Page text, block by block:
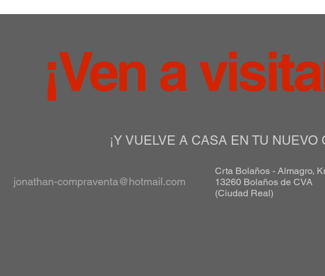
¡Ven a
¡Y VUELVE A CASA EN TU NUEVO
jonathan-compraventa@hotmail.com
Crta Bolaños - Almagro,
13260 Bolaños de CVA
(Ciudad Real)